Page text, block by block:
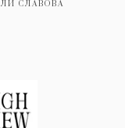
СЛАВОВА